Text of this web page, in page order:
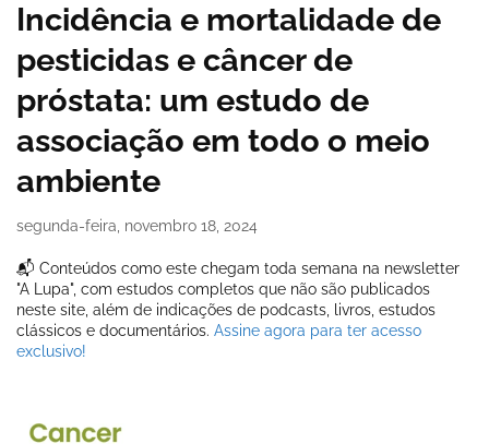
Incidência e mortalidade de
pesticidas e câncer de
próstata: um estudo de
associação em todo o meio
ambiente
segunda-feira, novembro 18, 2024
📬 Conteúdos como este chegam toda semana na newsletter
"A Lupa", com estudos completos que não são publicados
neste site, além de indicações de podcasts, livros, estudos
clássicos e documentários. Assine agora para ter acesso
exclusivo!